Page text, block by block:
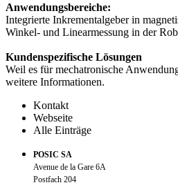
Anwendungsbereiche:
Integrierte Inkrementalgeber in
Winkel- und Linearmessung in der
Kundenspezifische Lösungen
Weil es für mechatronische
weitere Informationen.
Kontakt
Webseite
Alle Einträge
POSIC SA
Avenue de la Gare 6A
Postfach 204